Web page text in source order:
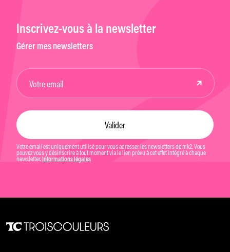
Inscrivez-vous à la newsletter
Gérer mes newsletters
Votre email est uniquement utilisé pour vous adresser les newsletters de mk2. Vous
pouvez vous y désinscrire à tout moment via le lien prévu à cet effet intégré à chaque
newsletter. Informations légales